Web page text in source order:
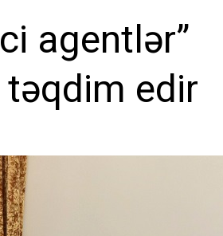
agentlər”
təqdim edir